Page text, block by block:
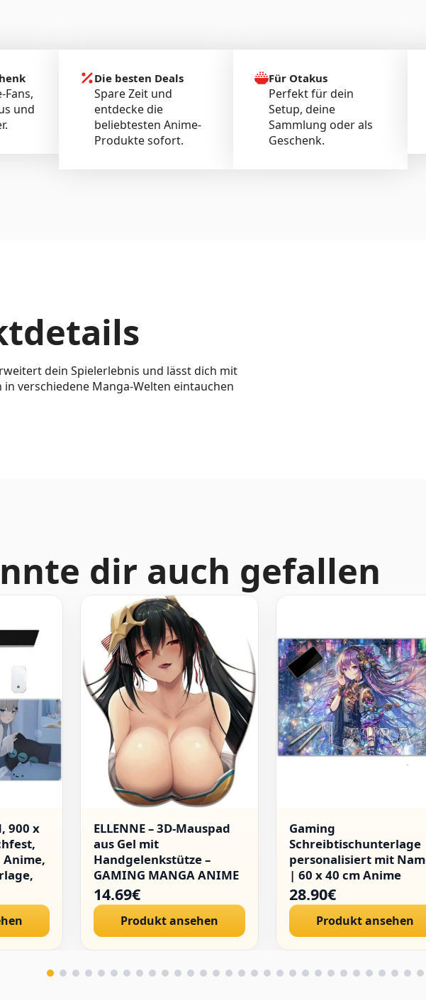
und
Die besten Deals
Spare Zeit und
entdecke die
beliebtesten Anime-
Produkte sofort.
Für Otakus
Perfekt für dein
Setup, deine
Sammlung oder als
Geschenk.
dein Spielerlebnis und lässt dich mit
in verschiedene Manga-Welten eintauchen
dir auch gefallen
900 x
Anime,
ELLENNE – 3D-Mauspad
aus Gel mit
Handgelenkstütze –
GAMING MANGA ANIME
JAPAN (Zeichnung 05)
14.69€
Produkt ansehen
Gaming
Schreibtischunterlage
personalisiert mit
| 60 x 40 cm Anime
Mädchen |
Schreibunterlage,
abwischbar,
hochwertiges
Gamer Teenager
Kunststoff
28.90€
Produkt ansehen